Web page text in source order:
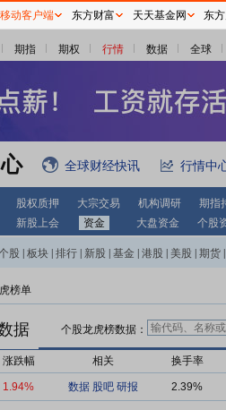
期指 期权 行情 数据 全球
全球财经快讯 行情中
股权质押 大宗交易 机构调研
期指
新股上会 资金 大盘资金 个股
股 板块 排行 新股 基金 港股 美股 期货
榜单
据 个股龙虎榜数据：
涨跌幅 相关 换手率
1.94% 数据 股吧 研报 2.39%
移动客户端 东方财富 天天基金网 东